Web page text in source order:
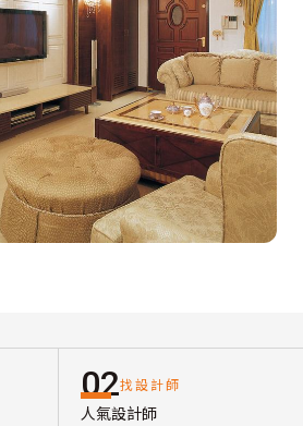
02找設計師
人氣設計師